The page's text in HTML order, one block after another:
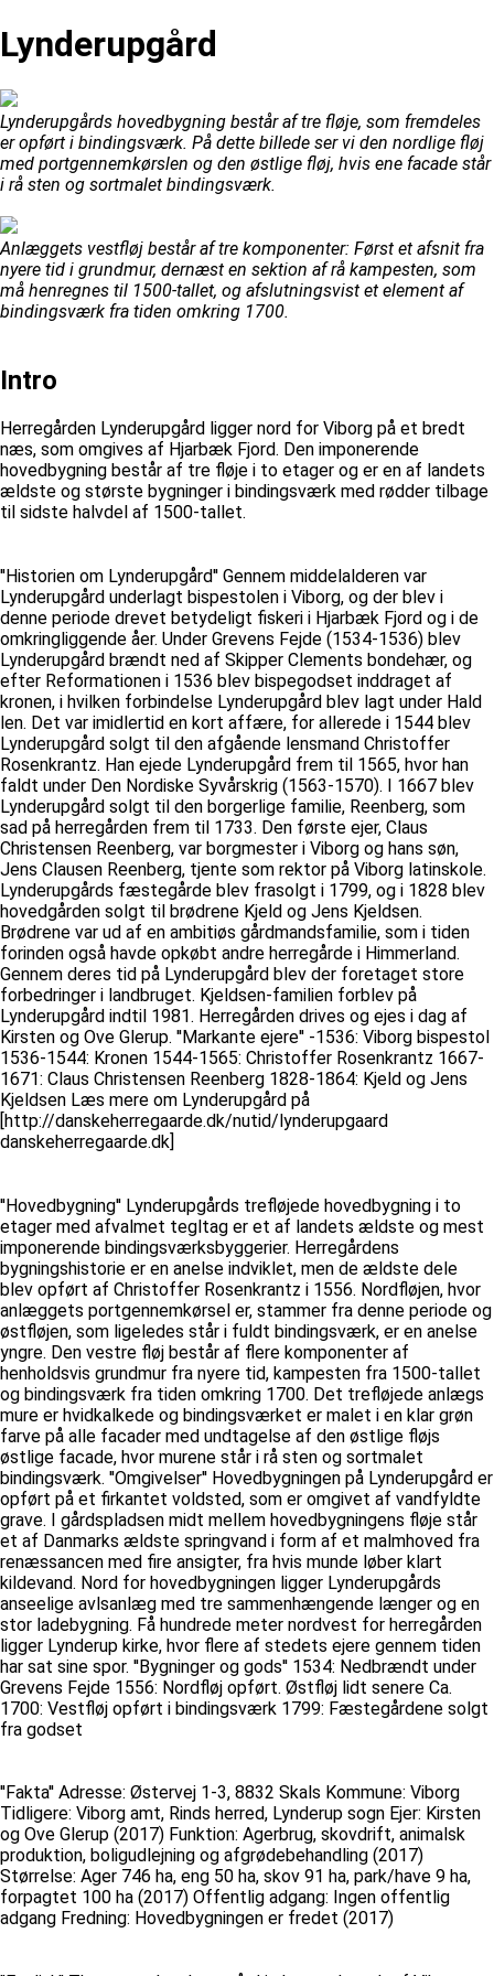
Lynderupgård
Lynderupgårds hovedbygning består af tre fløje, som fremdeles
er opført i bindingsværk. På dette billede ser vi den nordlige fløj
med portgennemkørslen og den østlige fløj, hvis ene facade står
i rå sten og sortmalet bindingsværk.
Anlæggets vestfløj består af tre komponenter: Først et afsnit fra
nyere tid i grundmur, dernæst en sektion af rå kampesten, som
må henregnes til 1500-tallet, og afslutningsvist et element af
bindingsværk fra tiden omkring 1700.
Intro
Herregården Lynderupgård ligger nord for Viborg på et bredt
næs, som omgives af Hjarbæk Fjord. Den imponerende
hovedbygning består af tre fløje i to etager og er en af landets
ældste og største bygninger i bindingsværk med rødder tilbage
til sidste halvdel af 1500-tallet.
''Historien om Lynderupgård'' Gennem middelalderen var
Lynderupgård underlagt bispestolen i Viborg, og der blev i
denne periode drevet betydeligt fiskeri i Hjarbæk Fjord og i de
omkringliggende åer. Under Grevens Fejde (1534-1536) blev
Lynderupgård brændt ned af Skipper Clements bondehær, og
efter Reformationen i 1536 blev bispegodset inddraget af
kronen, i hvilken forbindelse Lynderupgård blev lagt under Hald
len. Det var imidlertid en kort affære, for allerede i 1544 blev
Lynderupgård solgt til den afgående lensmand Christoffer
Rosenkrantz. Han ejede Lynderupgård frem til 1565, hvor han
faldt under Den Nordiske Syvårskrig (1563-1570). I 1667 blev
Lynderupgård solgt til den borgerlige familie, Reenberg, som
sad på herregården frem til 1733. Den første ejer, Claus
Christensen Reenberg, var borgmester i Viborg og hans søn,
Jens Clausen Reenberg, tjente som rektor på Viborg latinskole.
Lynderupgårds fæstegårde blev frasolgt i 1799, og i 1828 blev
hovedgården solgt til brødrene Kjeld og Jens Kjeldsen.
Brødrene var ud af en ambitiøs gårdmandsfamilie, som i tiden
forinden også havde opkøbt andre herregårde i Himmerland.
Gennem deres tid på Lynderupgård blev der foretaget store
forbedringer i landbruget. Kjeldsen-familien forblev på
Lynderupgård indtil 1981. Herregården drives og ejes i dag af
Kirsten og Ove Glerup. ''Markante ejere'' -1536: Viborg bispestol
1536-1544: Kronen 1544-1565: Christoffer Rosenkrantz 1667-
1671: Claus Christensen Reenberg 1828-1864: Kjeld og Jens
Kjeldsen Læs mere om Lynderupgård på
[http://danskeherregaarde.dk/nutid/lynderupgaard
danskeherregaarde.dk]
''Hovedbygning'' Lynderupgårds trefløjede hovedbygning i to
etager med afvalmet tegltag er et af landets ældste og mest
imponerende bindingsværksbyggerier. Herregårdens
bygningshistorie er en anelse indviklet, men de ældste dele
blev opført af Christoffer Rosenkrantz i 1556. Nordfløjen, hvor
anlæggets portgennemkørsel er, stammer fra denne periode og
østfløjen, som ligeledes står i fuldt bindingsværk, er en anelse
yngre. Den vestre fløj består af flere komponenter af
henholdsvis grundmur fra nyere tid, kampesten fra 1500-tallet
og bindingsværk fra tiden omkring 1700. Det trefløjede anlægs
mure er hvidkalkede og bindingsværket er malet i en klar grøn
farve på alle facader med undtagelse af den østlige fløjs
østlige facade, hvor murene står i rå sten og sortmalet
bindingsværk. ''Omgivelser'' Hovedbygningen på Lynderupgård er
opført på et firkantet voldsted, som er omgivet af vandfyldte
grave. I gårdspladsen midt mellem hovedbygningens fløje står
et af Danmarks ældste springvand i form af et malmhoved fra
renæssancen med fire ansigter, fra hvis munde løber klart
kildevand. Nord for hovedbygningen ligger Lynderupgårds
anseelige avlsanlæg med tre sammenhængende længer og en
stor ladebygning. Få hundrede meter nordvest for herregården
ligger Lynderup kirke, hvor flere af stedets ejere gennem tiden
har sat sine spor. ''Bygninger og gods'' 1534: Nedbrændt under
Grevens Fejde 1556: Nordfløj opført. Østfløj lidt senere Ca.
1700: Vestfløj opført i bindingsværk 1799: Fæstegårdene solgt
fra godset
''Fakta'' Adresse: Østervej 1-3, 8832 Skals Kommune: Viborg
Tidligere: Viborg amt, Rinds herred, Lynderup sogn Ejer: Kirsten
og Ove Glerup (2017) Funktion: Agerbrug, skovdrift, animalsk
produktion, boligudlejning og afgrødebehandling (2017)
Størrelse: Ager 746 ha, eng 50 ha, skov 91 ha, park/have 9 ha,
forpagtet 100 ha (2017) Offentlig adgang: Ingen offentlig
adgang Fredning: Hovedbygningen er fredet (2017)